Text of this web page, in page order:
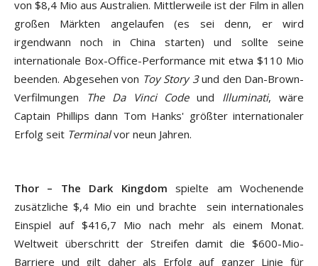
von $8,4 Mio aus Australien. Mittlerweile ist der Film in allen
großen Märkten angelaufen (es sei denn, er wird
irgendwann noch in China starten) und sollte seine
internationale Box-Office-Performance mit etwa $110 Mio
beenden. Abgesehen von Toy Story 3und den Dan-Brown-
Verfilmungen
The Da Vinci Codeund Illuminati, wäre
Captain Phillips dann Tom Hanks' größter internationaler
Erfolg seit Terminalvor neun Jahren.
Thor – The Dark Kingdom spielte am Wochenende
zusätzliche $,4 Mio ein und brachte sein internationales
Einspiel auf $416,7 Mio nach mehr als einem Monat.
Weltweit überschritt der Streifen damit die $600-Mio-
Barriere und gilt daher als Erfolg auf ganzer Linie für